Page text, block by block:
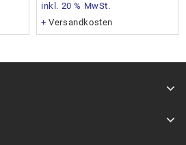
inkl. 20 % MwSt.
+Versandkosten